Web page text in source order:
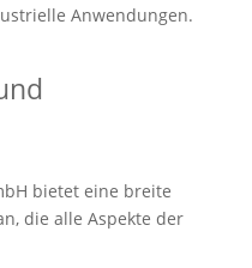
Anwendungen.
bietet eine breite
die alle Aspekte der